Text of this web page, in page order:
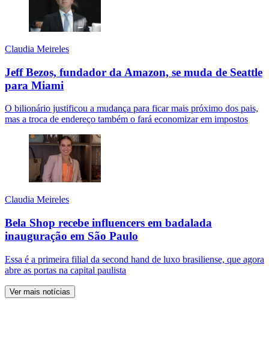
Claudia Meireles
Jeff Bezos, fundador da Amazon, se muda de Seattle
para Miami
O bilionário justificou a mudança para ficar mais próximo dos pais,
mas a troca de endereço também o fará economizar em impostos
Claudia Meireles
Bela Shop recebe influencers em badalada
inauguração em São Paulo
Essa é a primeira filial da second hand de luxo brasiliense, que agora
abre as portas na capital paulista
Ver mais notícias